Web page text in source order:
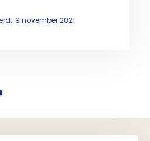
9 november 2021